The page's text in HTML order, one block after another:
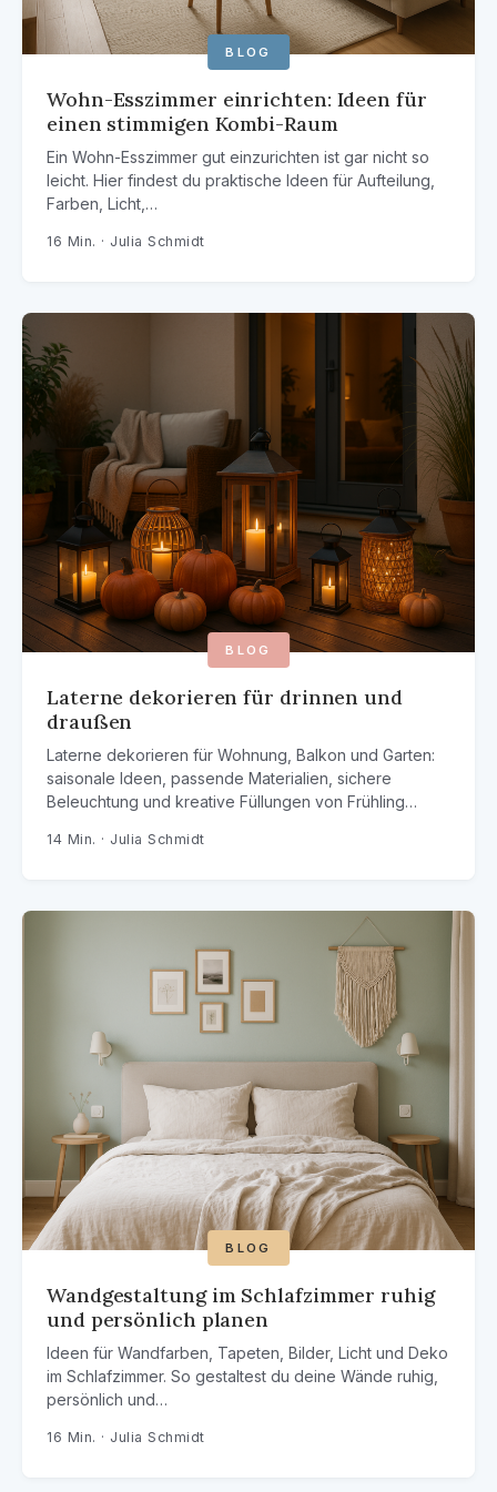
BLOG
Wohn-Esszimmer einrichten: Ideen für
einen stimmigen Kombi-Raum
Ein Wohn-Esszimmer gut einzurichten ist gar nicht so
leicht. Hier findest du praktische Ideen für Aufteilung,
Farben, Licht,…
16 Min. · Julia Schmidt
BLOG
Laterne dekorieren für drinnen und
draußen
Laterne dekorieren für Wohnung, Balkon und Garten:
saisonale Ideen, passende Materialien, sichere
Beleuchtung und kreative Füllungen von Frühling…
14 Min. · Julia Schmidt
BLOG
Wandgestaltung im Schlafzimmer ruhig
und persönlich planen
Ideen für Wandfarben, Tapeten, Bilder, Licht und Deko
im Schlafzimmer. So gestaltest du deine Wände ruhig,
persönlich und…
16 Min. · Julia Schmidt